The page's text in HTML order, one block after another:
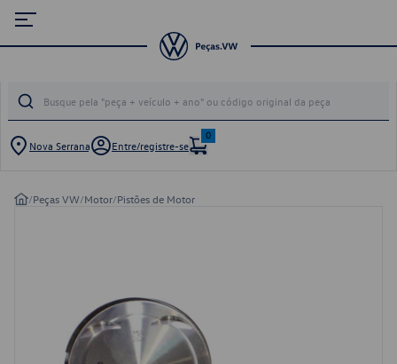
Nova Serrana Entre/registre-se
0
/Peças VW/Motor/Pistões de Motor